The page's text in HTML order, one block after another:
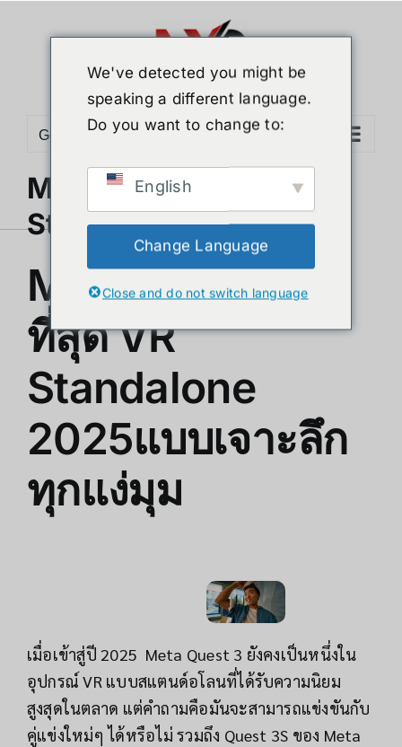
Go to...
Meta Quest 3 ที่สุด VR
Standalone 2025
Meta Quest 3
ที่สุด VR
Standalone
2025แบบเจาะลึก
ทุกแง่มุม
เมื่อเข้าสู่ปี 2025 Meta Quest 3 ยังคงเป็นหนึ่งใน
อุปกรณ์ VR แบบสแตนด์อโลนที่ได้รับความนิยม
สูงสุดในตลาด แต่คำถามคือมันจะสามารถแข่งขันกับ
คู่แข่งใหม่ๆ ได้หรือไม่ รวมถึง Quest 3S ของ Meta
We've detected you might be
speaking a different language.
Do you want to change to:
English
Change Language
Close and do not switch language